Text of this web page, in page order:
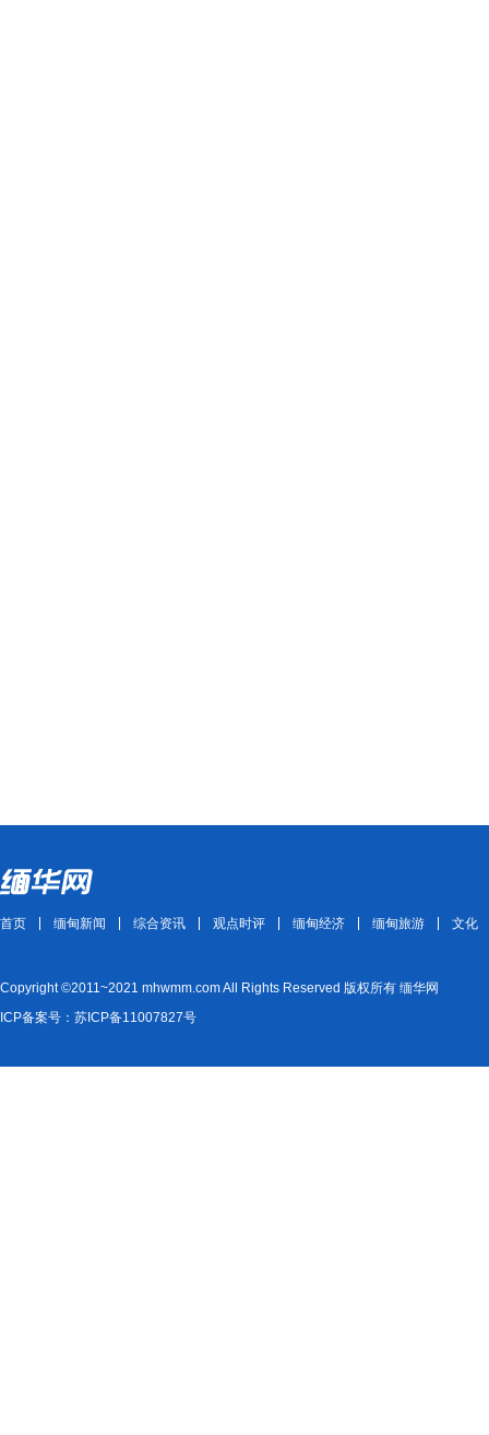
首页 缅甸新闻 综合资讯 观点时评 缅甸经济 缅甸旅游 文化
Copyright ©2011~2021 mhwmm.com All Rights Reserved 版权所有 缅华网
ICP备案号：苏ICP备11007827号